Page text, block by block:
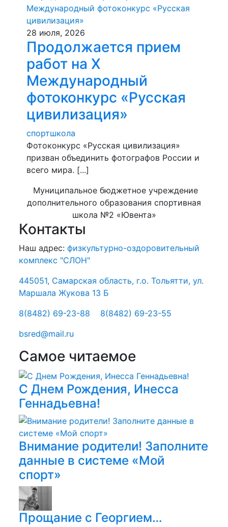
28 июля, 2026
Продолжается прием
работ на Х
Международный
фотоконкурс «Русская
цивилизация»
спортшкола
Фотоконкурс «Русская цивилизация»
призван объединить фотографов России и
всего мира. [...]
Муниципальное бюджетное учреждение
дополнительного образования спортивная
школа №2 «Ювента»
Контакты
Наш адрес:физкультурно-оздоровительный
комплекс "СЛОН"
445051, Самарская область, г.о. Тольятти, ул.
Маршала Жукова 13 Б
8(8482) 69-23-88
8(8482) 69-23-55
bsred@mail.ru
Самое читаемое
С Днем Рождения, Инесса
Геннадьевна!
Внимание родители! Заполните
данные в системе «Мой
спорт»
Прощание с Георгием…